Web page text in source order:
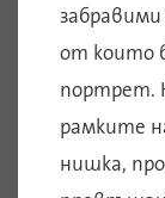
забравими
от които
портрет.
рамките
нишка,